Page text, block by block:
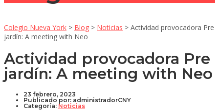
Colegio Nueva York > Blog > Noticias > Actividad provocadora Pre
jardín: A meeting with Neo
Actividad provocadora Pre
jardín: A meeting with Neo
23 febrero, 2023
Publicado por: administradorCNY
Categoría: Noticias